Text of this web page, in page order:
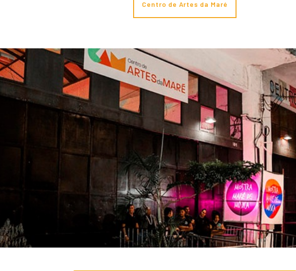
Centro de Artes da Maré